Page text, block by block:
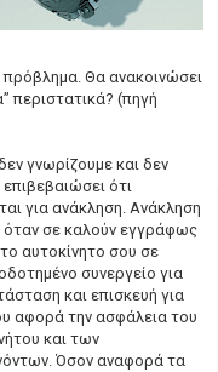
Θα ανακοινώσει
περιστατικά? (πηγή
γνωρίζουμε και δεν
ότι
για ανάκληση. Ανάκληση
όταν σε καλούν εγγράφως
αυτοκίνητο σου σε
συνεργείο για
και επισκευή για
αφορά την ασφάλεια του
και των
Όσον αναφορά τα